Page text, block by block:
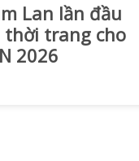
Lan lần đầu
thời trang cho
2026